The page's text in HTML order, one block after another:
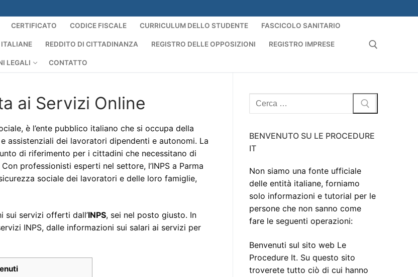
CERTIFICATO CODICE FISCALE CURRICULUM DELLO STUDENTE FASCICOLO SANITARIO
ITALIANE REDDITO DI CITTADINANZA REGISTRO DELLE OPPOSIZIONI REGISTRO IMPRESE
LEGALI CONTATTO
ai Servizi Online
è l’ente pubblico italiano che si occupa della
assistenziali dei lavoratori dipendenti e autonomi. La
di riferimento per i cittadini che necessitano di
professionisti esperti nel settore, l’INPS a Parma
sociale dei lavoratori e delle loro famiglie,
sui servizi offerti dall’INPS, sei nel posto giusto. In
INPS, dalle informazioni sui salari ai servizi per
Cerca:
BENVENUTO SU LE PROCEDURE
IT
Non siamo una fonte ufficiale
delle entità italiane, forniamo
solo informazioni e tutorial per le
persone che non sanno come
fare le seguenti operazioni:
Benvenuti sul sito web Le
Procedure It. Su questo sito
troverete tutto ciò di cui hanno